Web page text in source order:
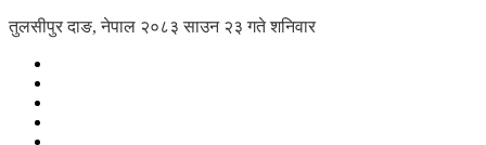
तुलसीपुर दाङ, नेपाल २०८३ साउन २३ गते शनिवार